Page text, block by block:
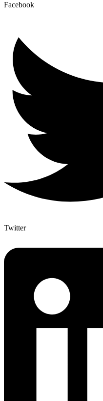
Facebook
Twitter